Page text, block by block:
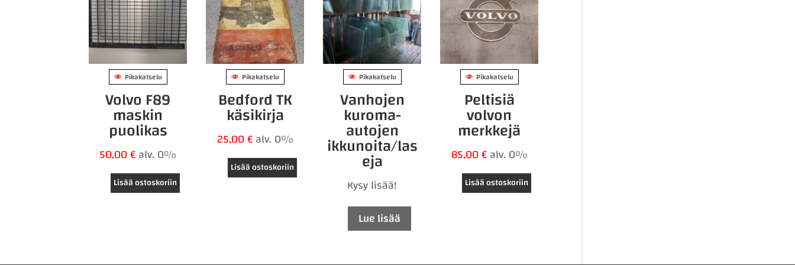
Pikakatselu
Volvo F89
maskin
puolikas
50,00€alv. 0%
Lisää ostoskoriin
Pikakatselu
Bedford TK
käsikirja
25,00€alv. 0%
Lisää ostoskoriin
Pikakatselu
Vanhojen
kuroma-
autojen
ikkunoita/las
eja
Kysy lisää!
Lue lisää
Pikakatselu
Peltisiä
volvon
merkkejä
85,00€alv. 0%
Lisää ostoskoriin